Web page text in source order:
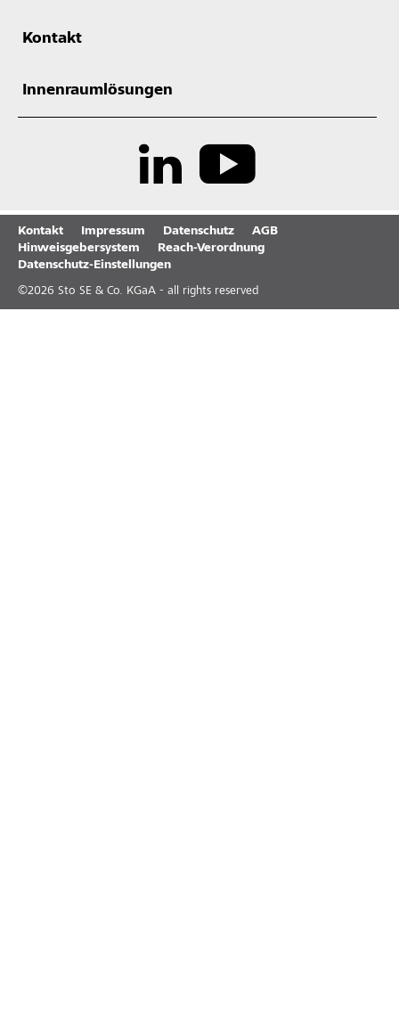
Kontakt
Innenraumlösungen
Kontakt Impressum Datenschutz
AGB
Hinweisgebersystem
Reach-Verordnung
Datenschutz-Einstellungen
©2026 Sto SE & Co. KGaA - all rights reserved